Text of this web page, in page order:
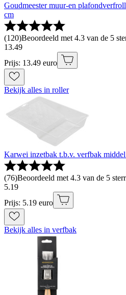
Goudmeester muur-en
cm
(120)Beoordeeld met 4.3 van de 5
13.49
Prijs: 13.49 euro
Bekijk alles in roller
Karwei inzetbak t.b.v. verfbak
(76)Beoordeeld met 4.3 van de 5
5.19
Prijs: 5.19 euro
Bekijk alles in verfbak